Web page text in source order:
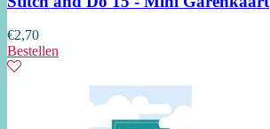
€2,70
Bestellen